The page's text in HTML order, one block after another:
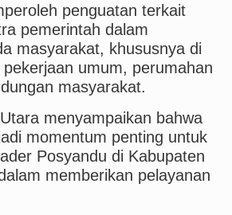
penguatan terkait
pemerintah dalam
masyarakat, khususnya di
umum, perumahan
masyarakat.
menyampaikan bahwa
momentum penting untuk
Posyandu di Kabupaten
memberikan pelayanan